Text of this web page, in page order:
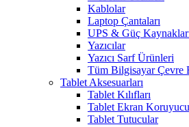
Kablolar
Laptop Çantaları
UPS & Güç
Yazıcılar
Yazıcı Sarf Ürünleri
Tüm Bilgisayar Çevre
Tablet Aksesuarları
Tablet Kılıfları
Tablet Ekran
Tablet Tutucular